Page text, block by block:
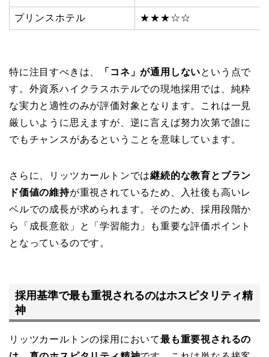
プリンスホテル ★★★☆☆
特に注目すべきは、 「コネ」が通用しないという点で
す。外資系ハイクラスホテルでの現地採用では、純粋
な実力と適性のみが評価対象となります。これは一見
厳しいように思えますが、逆に言えば努力次第で誰に
でもチャンスがあるということを意味しています。
さらに、リッツカールトンでは継続的な教育とブラン
ド価値の維持が重視されているため、入社後も高いレ
ベルでの成長が求められます。そのため、採用段階か
ら「成長意欲」と「学習能力」も重要な評価ポイント
となっているのです。
採用基準で最も重視されるのはホスピタリティ精
神
リッツカールトンの採用において最も重要視されるの